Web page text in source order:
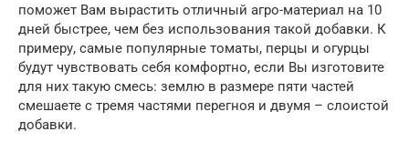
поможет Вам вырастить отличный агро-материал на 10
дней быстрее, чем без использования такой добавки. К
примеру, самые популярные томаты, перцы и огурцы
будут чувствовать себя комфортно, если Вы изготовите
для них такую смесь: землю в размере пяти частей
смешаете с тремя частями перегноя и двумя – слоистой
добавки.